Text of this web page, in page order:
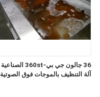
36 جالون جي بي-360st الصناعية
آلة التنظيف بالموجات فوق الصوتية